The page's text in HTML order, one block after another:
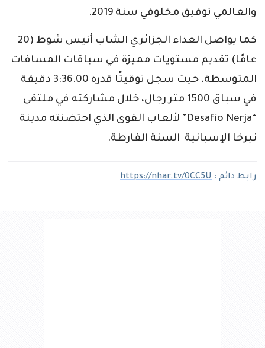
والعالمي توفيق مخلوفي سنة 2019.
كما يواصل العداء الجزائري الشاب أنيس شوط (20
عامًا) تقديم مستويات مميزة في سباقات المسافات
المتوسطة، حيث سجل توقيتًا قدره 3:36.00 دقيقة
في سباق 1500 متر رجال، خلال مشاركته في ملتقى
“Desafío Nerja” لألعاب القوى الذي احتضنته مدينة
نيرخا الإسبانية السنة الفارطة.
رابط دائم : https://nhar.tv/0CC5U